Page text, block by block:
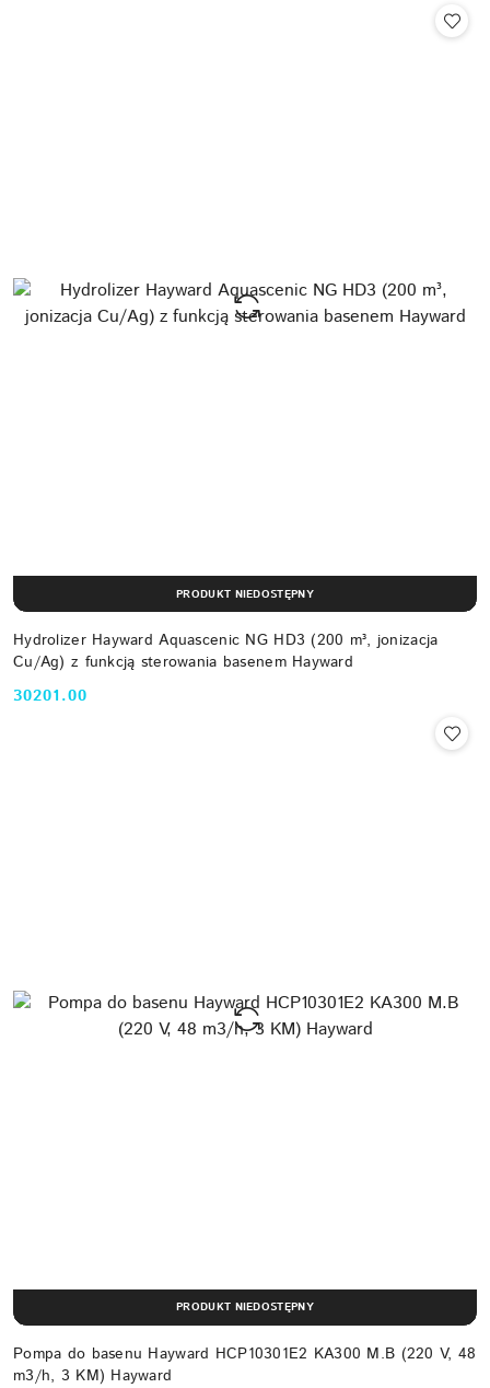
Hydrolizer Hayward Aquascenic NG HD3 (200 m³, jonizacja
Cu/Ag) z funkcją sterowania basenem Hayward
Cena:
30201.00
PRODUKT NIEDOSTĘPNY
Pompa do basenu Hayward HCP10301E2 KA300 M.B (220 V, 48
m3/h, 3 KM) Hayward
PRODUKT NIEDOSTĘPNY